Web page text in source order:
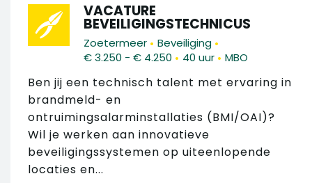
VACATURE
BEVEILIGINGSTECHNICUS
Zoetermeer • Beveiliging •
€ 3.250 - € 4.250 • 40 uur • MBO
Ben jij een technisch talent met ervaring in
brandmeld- en
ontruimingsalarminstallaties (BMI/OAI)?
Wil je werken aan innovatieve
beveiligingssystemen op uiteenlopende
locaties en...